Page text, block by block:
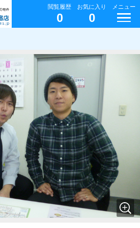
閲覧履歴
0
お気に入り
0
メニュー